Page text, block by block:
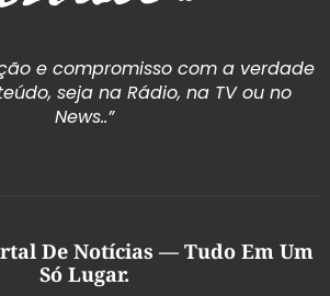
e compromisso com a verdade
seja na Rádio, na TV ou no
News..”
De Notícias — Tudo Em Um
Só Lugar.